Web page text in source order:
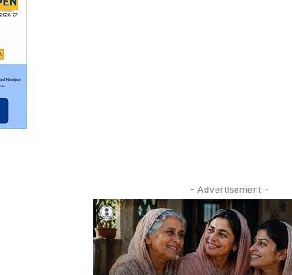
- Advertisement -